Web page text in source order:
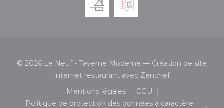
© 2026 Le Neuf - Taverne Moderne — Création de site
internet restaurant avec Zenchef((ouvre une
Mentions légales
((ouvre une nouvelle fenêtre))
CGU
((ouvre une nouvelle
Politique de protection des données à caractère